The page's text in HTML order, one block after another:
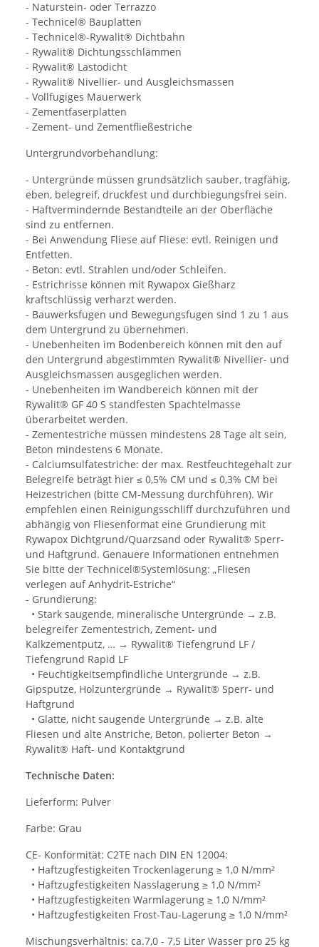
- Naturstein- oder Terrazzo
- Technicel® Bauplatten
- Technicel®-Rywalit® Dichtbahn
- Rywalit® Dichtungsschlämmen
- Rywalit® Lastodicht
- Rywalit® Nivellier- und Ausgleichsmassen
- Vollfugiges Mauerwerk
- Zementfaserplatten
- Zement- und Zementfließestriche
Untergrundvorbehandlung:
- Untergründe müssen grundsätzlich sauber, tragfähig,
eben, belegreif, druckfest und durchbiegungsfrei sein.
- Haftvermindernde Bestandteile an der Oberfläche
sind zu entfernen.
- Bei Anwendung Fliese auf Fliese: evtl. Reinigen und
Entfetten.
- Beton: evtl. Strahlen und/oder Schleifen.
- Estrichrisse können mit Rywapox Gießharz
kraftschlüssig verharzt werden.
- Bauwerksfugen und Bewegungsfugen sind 1 zu 1 aus
dem Untergrund zu übernehmen.
- Unebenheiten im Bodenbereich können mit den auf
den Untergrund abgestimmten Rywalit® Nivellier- und
Ausgleichsmassen ausgeglichen werden.
- Unebenheiten im Wandbereich können mit der
Rywalit® GF 40 S standfesten Spachtelmasse
überarbeitet werden.
- Zementestriche müssen mindestens 28 Tage alt sein,
Beton mindestens 6 Monate.
- Calciumsulfatestriche: der max. Restfeuchtegehalt zur
Belegreife beträgt hier ≤ 0,5% CM und ≤ 0,3% CM bei
Heizestrichen (bitte CM-Messung durchführen). Wir
empfehlen einen Reinigungsschliff durchzuführen und
abhängig von Fliesenformat eine Grundierung mit
Rywapox Dichtgrund/Quarzsand oder Rywalit® Sperr-
und Haftgrund. Genauere Informationen entnehmen
Sie bitte der Technicel®Systemlösung: „Fliesen
verlegen auf Anhydrit-Estriche“
- Grundierung:
• Stark saugende, mineralische Untergründe → z.B.
belegreifer Zementestrich, Zement- und
Kalkzementputz, … → Rywalit® Tiefengrund LF /
Tiefengrund Rapid LF
• Feuchtigkeitsempfindliche Untergründe → z.B.
Gipsputze, Holzuntergründe → Rywalit® Sperr- und
Haftgrund
• Glatte, nicht saugende Untergründe → z.B. alte
Fliesen und alte Anstriche, Beton, polierter Beton →
Rywalit® Haft- und Kontaktgrund
Technische Daten:
Lieferform: Pulver
Farbe: Grau
CE- Konformität: C2TE nach DIN EN 12004:
• Haftzugfestigkeiten Trockenlagerung ≥ 1,0 N/mm²
• Haftzugfestigkeiten Nasslagerung ≥ 1,0 N/mm²
• Haftzugfestigkeiten Warmlagerung ≥ 1,0 N/mm²
• Haftzugfestigkeiten Frost-Tau-Lagerung ≥ 1,0 N/mm²
Mischungsverhältnis: ca.7,0 - 7,5 Liter Wasser pro 25 kg